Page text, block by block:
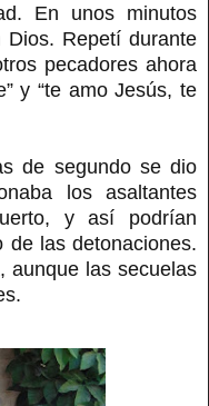
En unos minutos
Repetí durante
pecadores ahora
y “te amo Jesús, te
de segundo se dio
los asaltantes
y así podrían
de las detonaciones.
aunque las secuelas